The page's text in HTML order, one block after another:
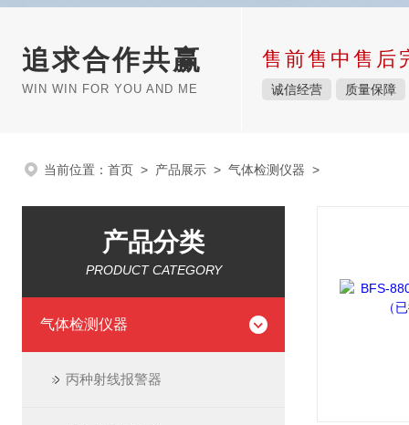
追求合作共赢
WIN WIN FOR YOU AND ME
售前售中售后
诚信经营 质量保障
当前位置： 首页 > 产品展示 > 气体检测仪器 >
产品分类
PRODUCT CATEGORY
气体检测仪器
丙种射线报警器